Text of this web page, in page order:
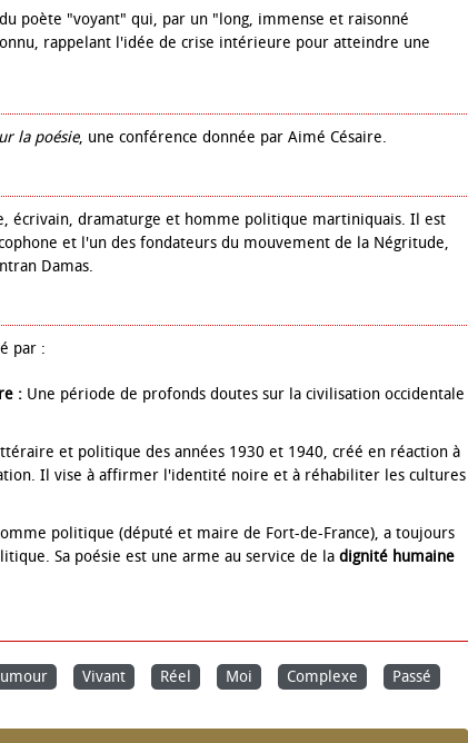
poète "voyant" qui, par un "long, immense et raisonné
rappelant l'idée de crise intérieure pour atteindre une
la poésie, une conférence donnée par Aimé Césaire.
écrivain, dramaturge et homme politique martiniquais. Il est
et l'un des fondateurs du mouvement de la Négritude,
Damas.
par :
: Une période de profonds doutes sur la civilisation occidentale
et politique des années 1930 et 1940, créé en réaction à
Il vise à affirmer l'identité noire et à réhabiliter les cultures
politique (député et maire de Fort-de-France), a toujours
Sa poésie est une arme au service de la dignité humaine
Vivant Réel Moi Complexe Passé